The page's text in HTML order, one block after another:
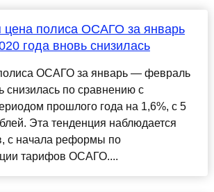
полиса ОСАГО за январь
года вновь снизилась
ОСАГО за январь — февраль
снизилась по сравнению с
прошлого года на 1,6%, с 5
Эта тенденция наблюдается
с начала реформы по
тарифов ОСАГО....